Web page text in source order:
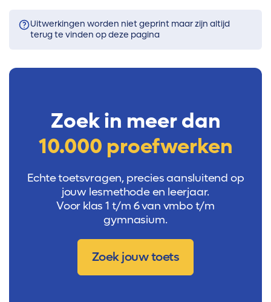
Uitwerkingen worden niet geprint maar zijn altijd
terug te vinden op deze pagina
Zoek in meer dan
10.000 proefwerken
Echte toetsvragen, precies aansluitend op
jouw lesmethode en leerjaar.
Voor klas 1 t/m 6 van vmbo t/m
gymnasium.
Zoek jouw toets